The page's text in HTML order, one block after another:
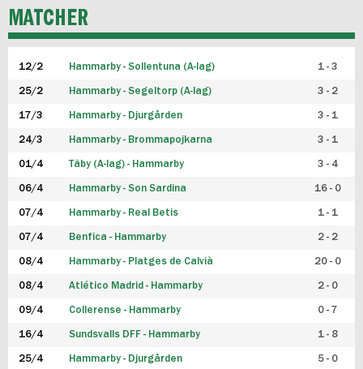
P19
F19
FUTSAL HERR
FUTSAL DAM
MATCHER
12/2 Hammarby - Sollentuna (A-lag) 1 - 3
25/2 Hammarby - Segeltorp (A-lag) 3 - 2
17/3 Hammarby - Djurgården 3 - 1
24/3 Hammarby - Brommapojkarna 3 - 1
01/4 Täby (A-lag) - Hammarby 3 - 4
06/4 Hammarby - Son Sardina 16 - 0
07/4 Hammarby - Real Betis 1 - 1
07/4 Benfica - Hammarby 2 - 2
08/4 Hammarby - Platges de Calvià 20 - 0
08/4 Atlético Madrid - Hammarby 2 - 0
09/4 Collerense - Hammarby 0 - 7
16/4 Sundsvalls DFF - Hammarby 1 - 8
25/4 Hammarby - Djurgården 5 - 0